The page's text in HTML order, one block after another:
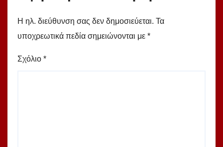
Η ηλ. διεύθυνση σας δεν δημοσιεύεται. Τα
υποχρεωτικά πεδία σημειώνονται με *
Σχόλιο *